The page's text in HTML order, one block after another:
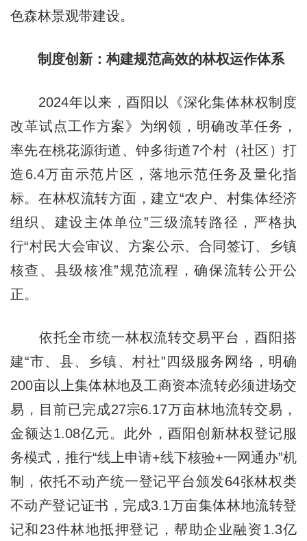
色森林景观带建设。
制度创新：构建规范高效的林权运作体系
2024年以来，酉阳以《深化集体林权制度
改革试点工作方案》为纲领，明确改革任务，
率先在桃花源街道、钟多街道7个村（社区）打
造6.4万亩示范片区，落地示范任务及量化指
标。在林权流转方面，建立“农户、村集体经济
组织、建设主体单位”三级流转路径，严格执
行“村民大会审议、方案公示、合同签订、乡镇
核查、县级核准”规范流程，确保流转公开公
正。
依托全市统一林权流转交易平台，酉阳搭
建“市、县、乡镇、村社”四级服务网络，明确
200亩以上集体林地及工商资本流转必须进场交
易，目前已完成27宗6.17万亩林地流转交易，
金额达1.08亿元。此外，酉阳创新林权登记服
务模式，推行“线上申请+线下核验+一网通办”机
制，依托不动产统一登记平台颁发64张林权类
不动产登记证书，完成3.1万亩集体林地流转登
记和23件林地抵押登记，帮助企业融资1.3亿